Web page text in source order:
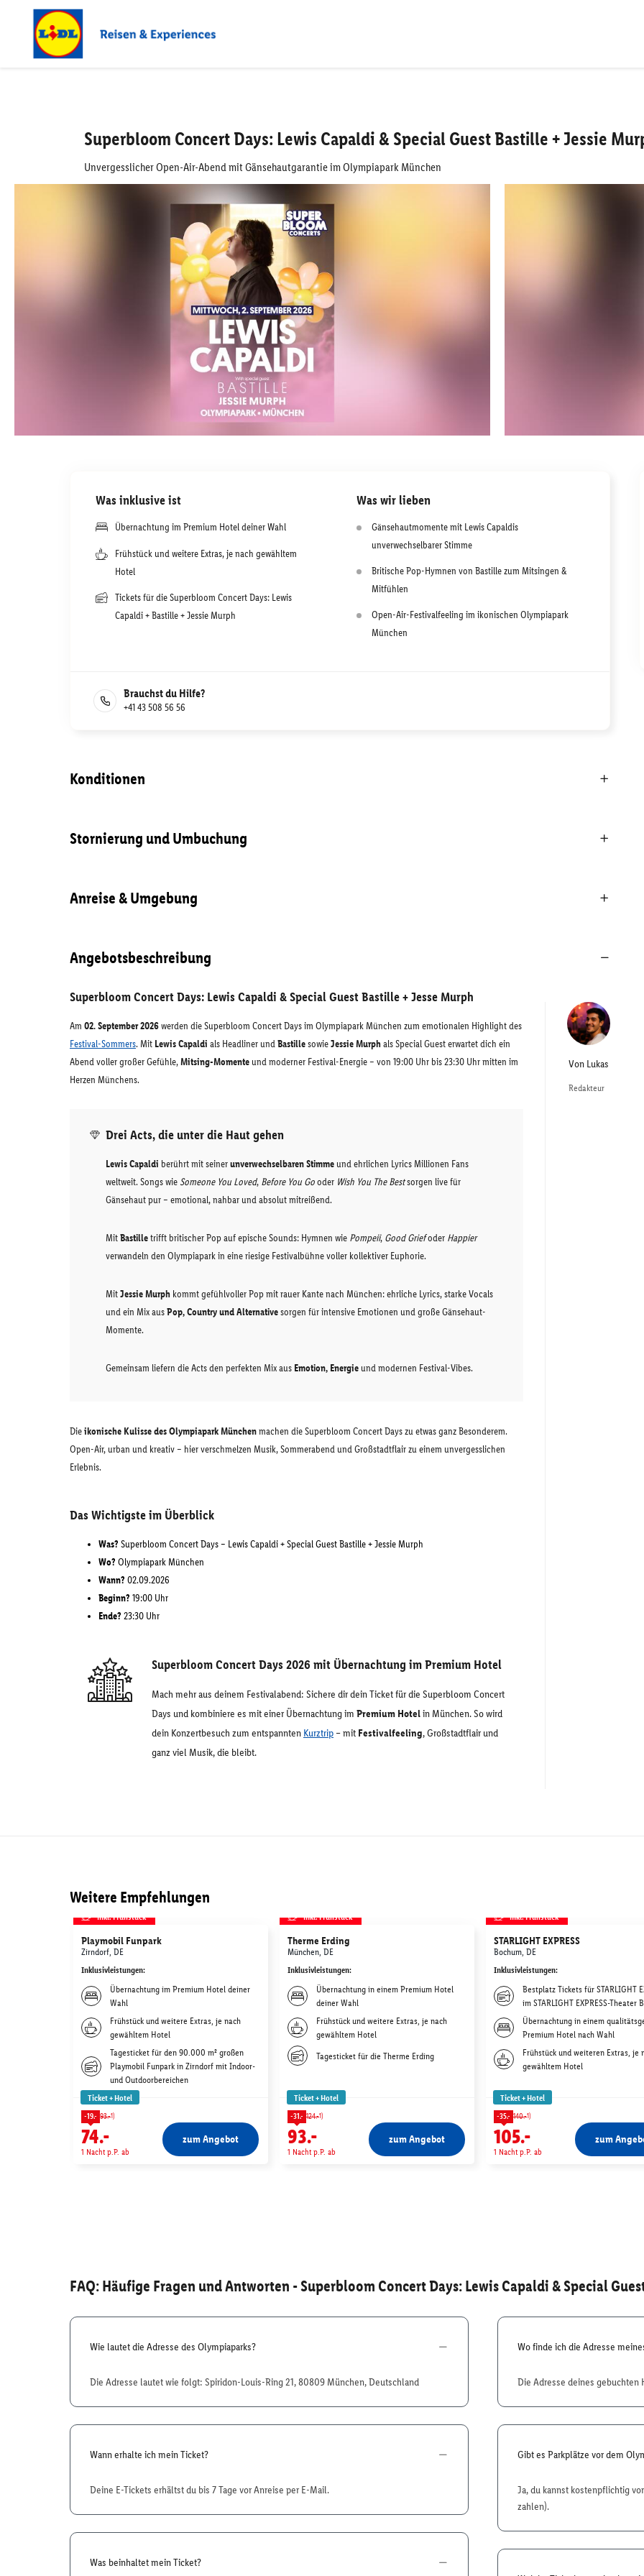
Superbloom Concert Days: Lewis Capaldi & Special Guest Bastille + Jessie
Unvergesslicher Open-Air-Abend mit Gänsehautgarantie im Olympiapark München
Was inklusive ist
Übernachtung im Premium Hotel deiner Wahl
Frühstück und weitere Extras, je nach gewähltem
Hotel
Tickets für die Superbloom Concert Days: Lewis
Capaldi + Bastille + Jessie Murph
Was wir lieben
Gänsehautmomente mit Lewis Capaldis
unverwechselbarer Stimme
Britische Pop-Hymnen von Bastille zum Mitsingen &
Mitfühlen
Open-Air-Festivalfeeling im ikonischen Olympiapark
München
Brauchst du Hilfe?
+41 43 508 56 56
Konditionen
Stornierung und Umbuchung
Anreise & Umgebung
Angebotsbeschreibung
Superbloom Concert Days: Lewis Capaldi & Special Guest Bastille + Jesse Murph
Am 02. September 2026werden die Superbloom Concert Days im Olympiapark München zum emotionalen Highlight des
Festival-Sommers. Mit Lewis Capaldi als Headliner undBastillesowieJessie Murphals Special Guest erwartet dich ein
Abend voller großer Gefühle,Mitsing-Momente und moderner Festival-Energie – von 19:00 Uhr bis 23:30 Uhr mitten im
Herzen Münchens.
Drei Acts, die unter die Haut gehen
Lewis Capaldi berührt mit seinerunverwechselbaren Stimme und ehrlichen Lyrics Millionen Fans
weltweit. Songs wie Someone You Loved, Before You Gooder Wish You The Bestsorgen live für
Gänsehaut pur – emotional, nahbar und absolut mitreißend.
MitBastilletrifft britischer Pop auf epische Sounds: Hymnen wie Pompeii, Good Griefoder Happier
verwandeln den Olympiapark in eine riesige Festivalbühne voller kollektiver Euphorie.
MitJessie Murph kommt gefühlvoller Pop mit rauer Kante nach München: ehrliche Lyrics, starke Vocals
und ein Mix ausPop, Country und Alternativesorgen für intensive Emotionen und große Gänsehaut-
Momente.
Gemeinsam liefern die Acts den perfekten Mix aus Emotion, Energie und modernen Festival-Vibes.
Dieikonische Kulisse des Olympiapark Münchenmachen die Superbloom Concert Days zu etwas ganz Besonderem.
Open-Air, urban und kreativ – hier verschmelzen Musik, Sommerabend und Großstadtflair zu einem unvergesslichen
Erlebnis.
Das Wichtigste im Überblick
Was? Superbloom Concert Days – Lewis Capaldi + Special Guest Bastille + Jessie Murph
Wo? Olympiapark München
Wann? 02.09.2026
Beginn? 19:00 Uhr
Ende? 23:30 Uhr
Superbloom Concert Days 2026 mit Übernachtung im Premium Hotel
Mach mehr aus deinem Festivalabend: Sichere dir dein Ticket für die Superbloom Concert
Days und kombiniere es mit einer Übernachtung im Premium Hotelin München. So wird
dein Konzertbesuch zum entspannten Kurztrip – mit Festivalfeeling, Großstadtflair und
ganz viel Musik, die bleibt.
Von Lukas
Redakteur
Weitere Empfehlungen
inkl. Frühstück
Playmobil Funpark
Zirndorf, DE
Inklusivleistungen:
Übernachtung im Premium Hotel deiner
Wahl
Frühstück und weitere Extras, je nach
gewähltem Hotel
Tagesticket für den 90.000 m² großen
Playmobil Funpark in Zirndorf mit Indoor-
und Outdoorbereichen
Ticket + Hotel
-19.- 93.-1)
74.-
1 Nacht p.P. ab
zum Angebot
inkl. Frühstück
Therme Erding
München, DE
Inklusivleistungen:
Übernachtung in einem Premium Hotel
deiner Wahl
Frühstück und weitere Extras, je nach
gewähltem Hotel
Tagesticket für die Therme Erding
Ticket + Hotel
-31.- 124.-1)
93.-
1 Nacht p.P. ab
zum Angebot
inkl. Frühstück
STARLIGHT EXPRESS
Bochum, DE
Inklusivleistungen:
Bestplatz Tickets für STARLIGHT
im STARLIGHT EXPRESS-Theater
Übernachtung in einem
Premium Hotel nach Wahl
Frühstück und weiteren Extras, je
gewähltem Hotel
Ticket + Hotel
-35.- 140.-1)
105.-
1 Nacht p.P. ab
zum
FAQ: Häufige Fragen und Antworten - Superbloom Concert Days: Lewis Capaldi & Special
Wie lautet die Adresse des Olympiaparks?
Die Adresse lautet wie folgt: Spiridon-Louis-Ring 21, 80809 München, Deutschland
Wann erhalte ich mein Ticket?
Deine E-Tickets erhältst du bis 7 Tage vor Anreise per E-Mail.
Was beinhaltet mein Ticket?
Wo finde ich die Adresse
Die Adresse deines
Gibt es Parkplätze vor dem
Ja, du kannst kostenpflichtig
zahlen).